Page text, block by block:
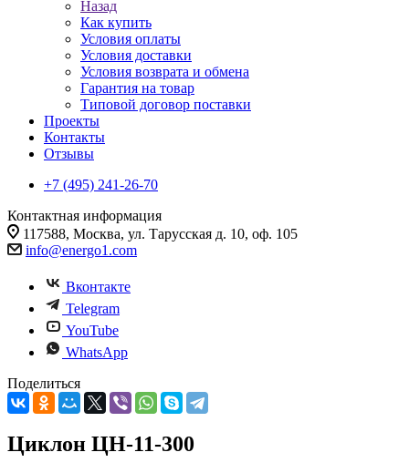
Назад
Как купить
Условия оплаты
Условия доставки
Условия возврата и обмена
Гарантия на товар
Типовой договор поставки
Проекты
Контакты
Отзывы
+7 (495) 241-26-70
Контактная информация
117588, Москва, ул. Тарусская д. 10, оф. 105
info@energo1.com
Вконтакте
Telegram
YouTube
WhatsApp
Поделиться
Циклон ЦН-11-300